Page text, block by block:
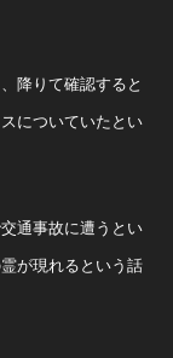
降りて確認すると
についていたとい
通事故に遭うとい
が現れるという話